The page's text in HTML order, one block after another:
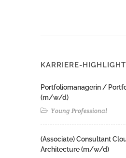
KARRIERE-
Portfoliomanagerin /
(m/w/d)
Young Professional
(Associate) Consultant
Architecture (m/w/d)​ ​